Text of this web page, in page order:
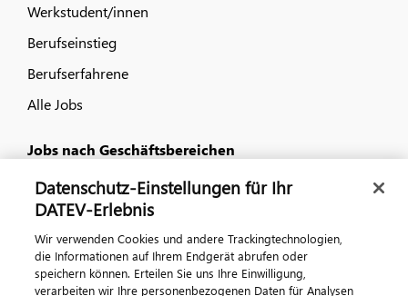
Werkstudent/innen
Berufseinstieg
Berufserfahrene
Alle Jobs
Jobs nach Geschäftsbereichen
IT
Kundenservice und Produktanforderungen
Gewerblich und technisch
Datenschutz-Einstellungen für Ihr
DATEV-Erlebnis
Wir verwenden Cookies und andere Trackingtechnologien,
die Informationen auf Ihrem Endgerät abrufen oder
speichern können. Erteilen Sie uns Ihre Einwilligung,
verarbeiten wir Ihre personenbezogenen Daten für Analysen